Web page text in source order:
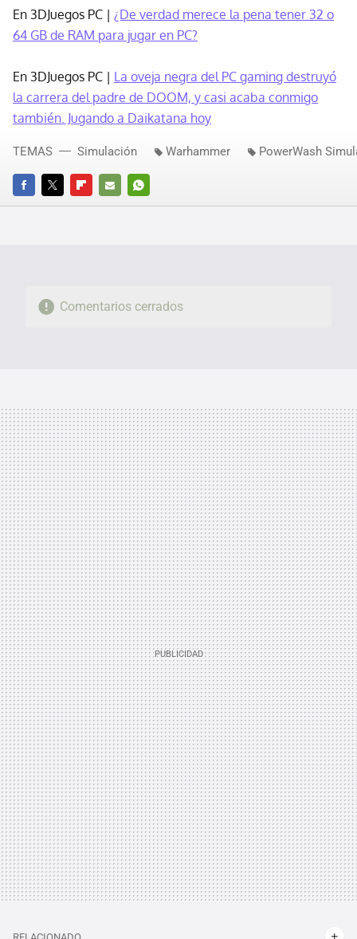
En 3DJuegos PC | ¿De verdad merece la pena tener 32 o
64 GB de RAM para jugar en PC?
En 3DJuegos PC | La oveja negra del PC gaming destruyó
la carrera del padre de DOOM, y casi acaba conmigo
también. Jugando a Daikatana hoy
FACEBOOKTWITTERFLIPBOARD
E-
WHATSAPP
TEMAS Simulación Warhammer PowerWash
Comentarios cerrados